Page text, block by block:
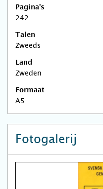
Pagina's
242
Talen
Zweeds
Land
Zweden
Formaat
A5
Fotogalerij